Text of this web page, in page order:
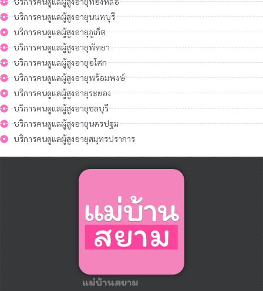
บริการคนดูแลผู้สูงอายุนนทบุรี
บริการคนดูแลผู้สูงอายุภูเก็ต
บริการคนดูแลผู้สูงอายุพัทยา
บริการคนดูแลผู้สูงอายุอโศก
บริการคนดูแลผู้สูงอายุพร้อมพงษ์
บริการคนดูแลผู้สูงอายุระยอง
บริการคนดูแลผู้สูงอายุชลบุรี
บริการคนดูแลผู้สูงอายุนครปฐม
บริการคนดูแลผู้สูงอายุสมุทรปราการ
แม่บ้านสยาม